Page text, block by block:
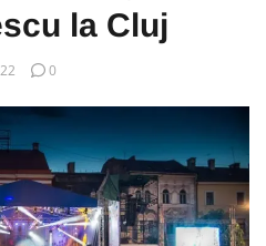
la Cluj
0